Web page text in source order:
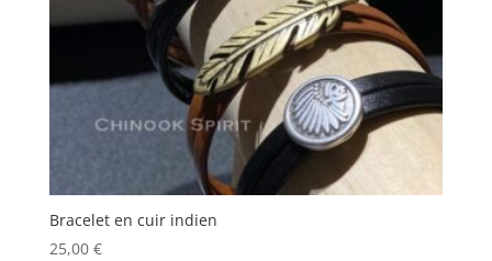
Bracelet en cuir indien
25,00 €